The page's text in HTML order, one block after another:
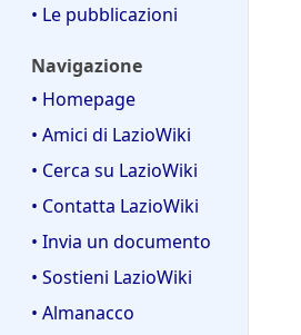
• Le pubblicazioni
Navigazione
• Homepage
• Amici di LazioWiki
• Cerca su LazioWiki
• Contatta LazioWiki
• Invia un documento
• Sostieni LazioWiki
• Almanacco